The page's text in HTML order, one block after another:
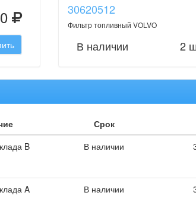
30620512
Фильтр топливный VOLVO
В наличии 2
Срок
B В наличии
A В наличии